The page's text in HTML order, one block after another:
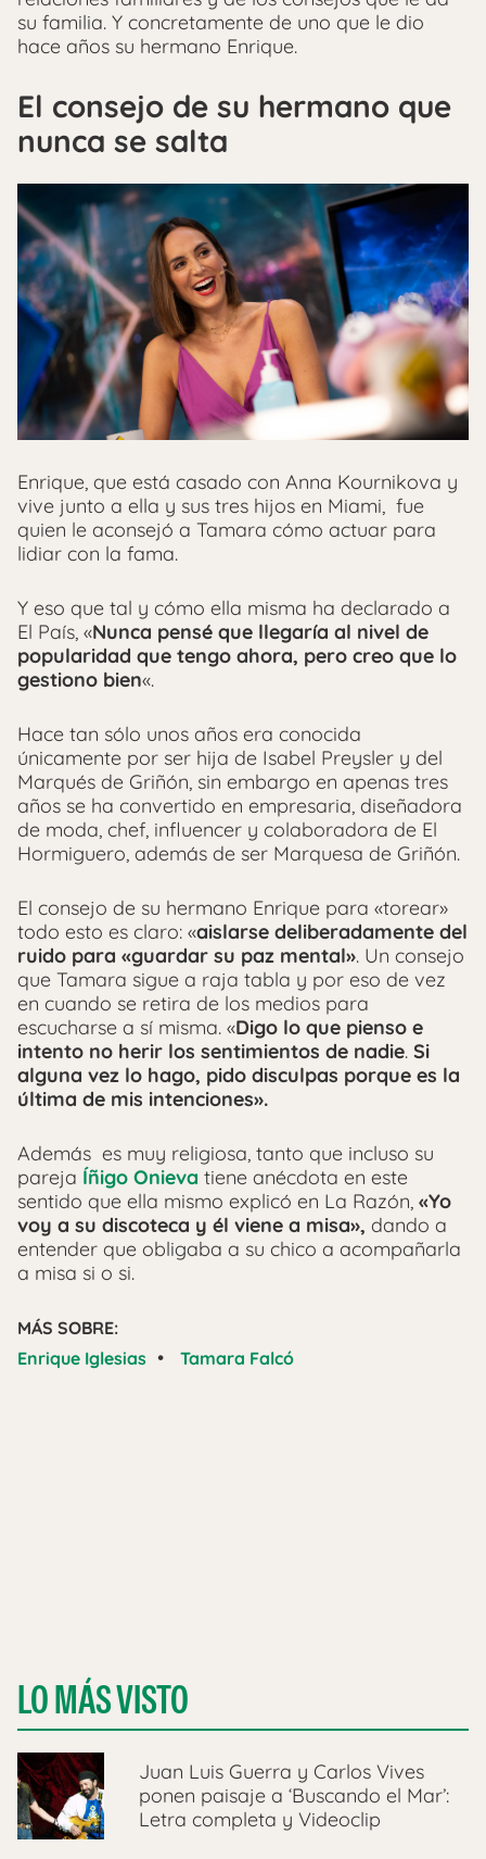
su familia. Y concretamente de uno que le dio
hace años su hermano Enrique.
El consejo de su hermano que
nunca se salta
Enrique, que está casado con Anna Kournikova y
vive junto a ella y sus tres hijos en Miami, fue
quien le aconsejó a Tamara cómo actuar para
lidiar con la fama.
Y eso que tal y cómo ella misma ha declarado a
El País, «Nunca pensé que llegaría al nivel de
popularidad que tengo ahora, pero creo que lo
gestiono bien«.
Hace tan sólo unos años era conocida
únicamente por ser hija de Isabel Preysler y del
Marqués de Griñón, sin embargo en apenas tres
años se ha convertido en empresaria, diseñadora
de moda, chef, influencer y colaboradora de El
Hormiguero, además de ser Marquesa de Griñón.
El consejo de su hermano Enrique para «torear»
todo esto es claro: «aislarse deliberadamente del
ruido para «guardar su paz mental». Un consejo
que Tamara sigue a raja tabla y por eso de vez
en cuando se retira de los medios para
escucharse a sí misma. «Digo lo que pienso e
intento no herir los sentimientos de nadie. Si
alguna vez lo hago, pido disculpas porque es la
última de mis intenciones».
Además es muy religiosa, tanto que incluso su
pareja Íñigo Onieva tiene anécdota en este
sentido que ella mismo explicó en La Razón, «Yo
voy a su discoteca y él viene a misa», dando a
entender que obligaba a su chico a acompañarla
a misa si o si.
MÁS SOBRE:
Enrique Iglesias • Tamara Falcó
LO MÁS VISTO
Juan Luis Guerra y Carlos Vives
ponen paisaje a ‘Buscando el Mar’:
Letra completa y Videoclip